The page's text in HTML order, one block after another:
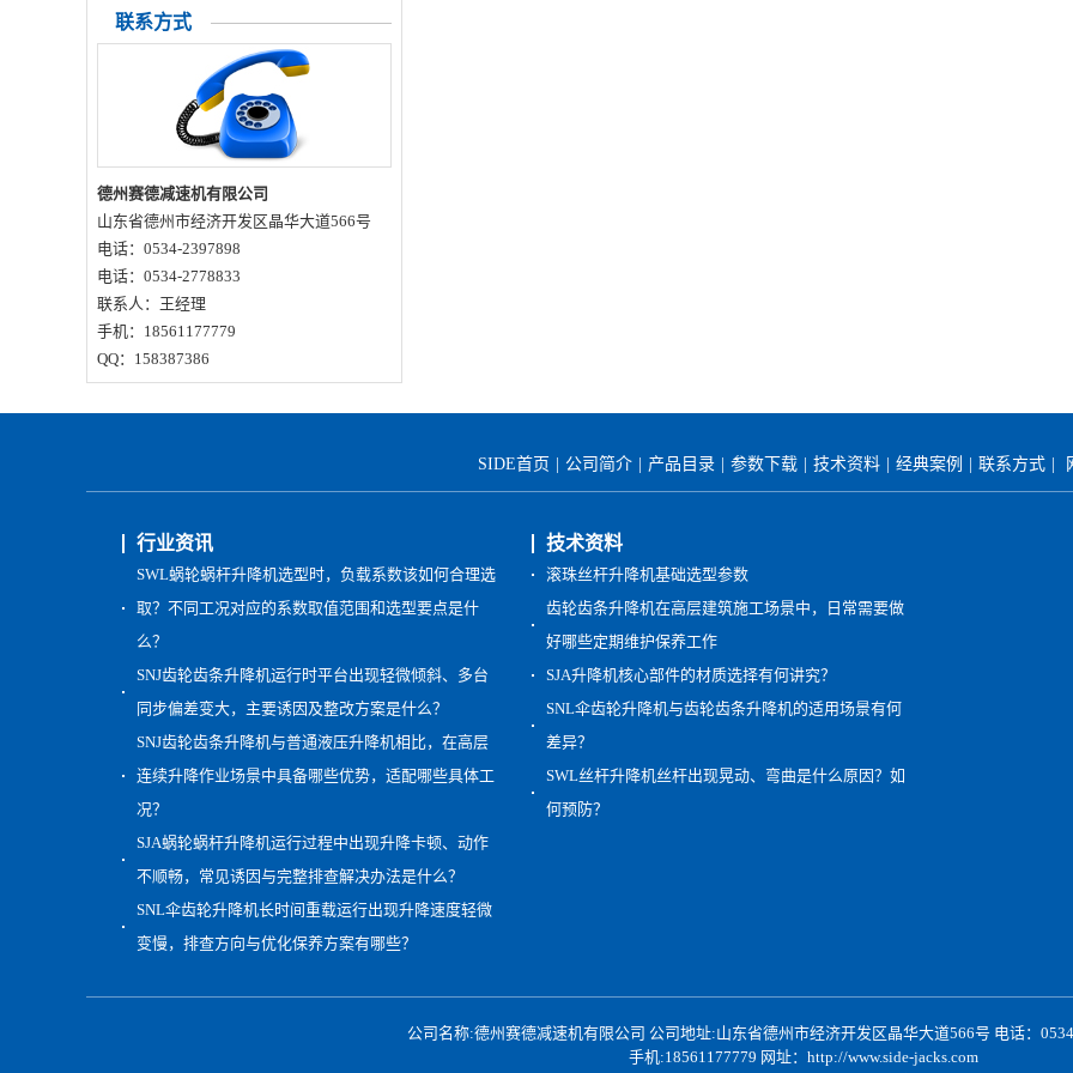
联系方式
德州赛德减速机有限公司
山东省德州市经济开发区晶华大道566号
电话：0534-2397898
电话：0534-2778833
联系人：王经理
手机：18561177779
QQ：158387386
SIDE首页 公司简介 产品目录 参数下载 技术资料 经典案例 联系方式
行业资讯
SWL蜗轮蜗杆升降机选型时，负载系数该如何合理选
取？不同工况对应的系数取值范围和选型要点是什
么？
SNJ齿轮齿条升降机运行时平台出现轻微倾斜、多台
同步偏差变大，主要诱因及整改方案是什么？
SNJ齿轮齿条升降机与普通液压升降机相比，在高层
连续升降作业场景中具备哪些优势，适配哪些具体工
况？
SJA蜗轮蜗杆升降机运行过程中出现升降卡顿、动作
不顺畅，常见诱因与完整排查解决办法是什么？
SNL伞齿轮升降机长时间重载运行出现升降速度轻微
变慢，排查方向与优化保养方案有哪些？
技术资料
滚珠丝杆升降机基础选型参数
齿轮齿条升降机在高层建筑施工场景中，日常需要做
好哪些定期维护保养工作
SJA升降机核心部件的材质选择有何讲究？
SNL伞齿轮升降机与齿轮齿条升降机的适用场景有何
差异？
SWL丝杆升降机丝杆出现晃动、弯曲是什么原因？如
何预防？
公司名称:德州赛德减速机有限公司 公司地址:山东省德州市经济开发区晶华大道566号 电话：
手机:18561177779 网址： http://www.side-jacks.com